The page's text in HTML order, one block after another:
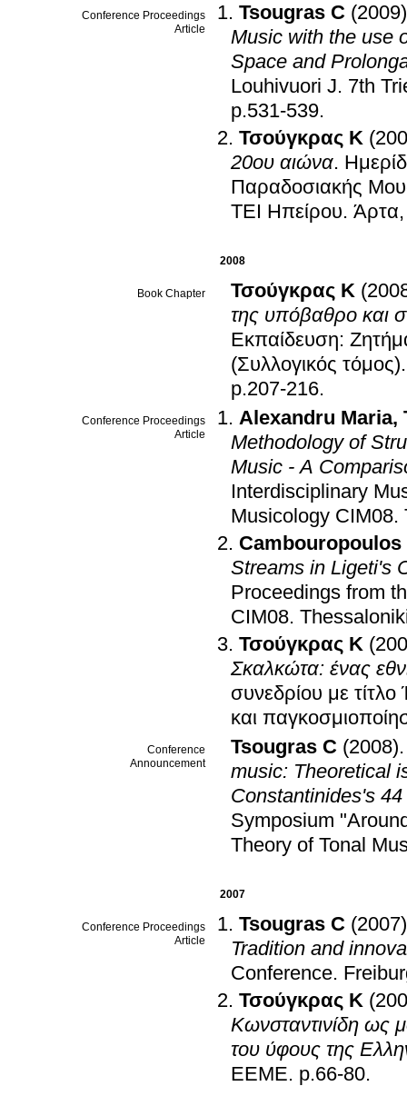
Conference Proceedings
Article
Tsougras C (2009)
Music with the use
Space and
Louhivuori J. 7th
p.531-539.
Τσούγκρας K
20ου αιώνα.
Παραδοσιακής
TEI Hπείρου. Άρτα,
2008
Book Chapter Τσούγκρας K
της υπόβαθρο και
Εκπαίδευση:
(Συλλογικός τόμος)
p.207-216.
Conference Proceedings
Article
Alexandru Maria,
Methodology of
Music - A
Interdisciplinary
Musicology CIM08.
Streams in Ligeti's
Proceedings from
CIM08.
Τσούγκρας K
Σκαλκώτα: ένας
συνεδρίου με
και
Conference
Announcement
Tsougras C (2008)
music: Theoretical
Constantinides's
Symposium
Theory of Tonal
2007
Conference Proceedings
Article
Tsougras C (2007)
Tradition and
Conference.
Τσούγκρας K
Κωνσταντινίδη ως
του ύφους της
ΕΕΜΕ. p.66-80.